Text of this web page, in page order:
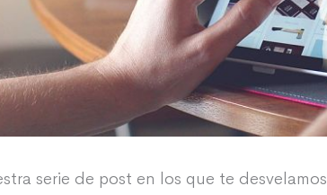
serie de post en los que te desvelamos